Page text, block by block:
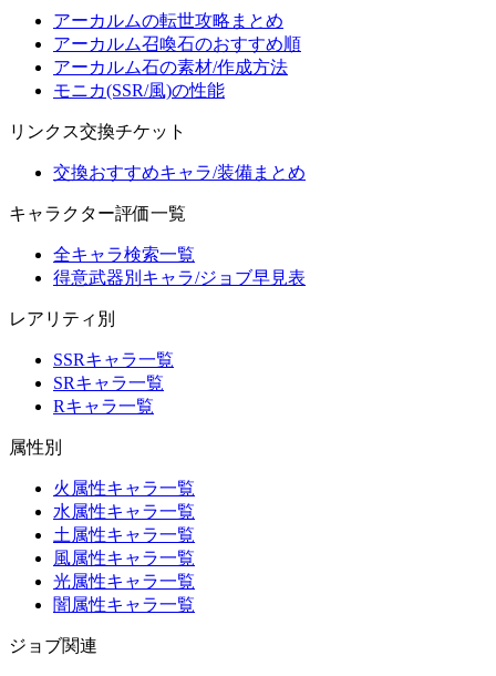
アーカルムの転世攻略まとめ
アーカルム召喚石のおすすめ順
アーカルム石の素材/作成方法
モニカ(SSR/風)の性能
リンクス交換チケット
交換おすすめキャラ/装備まとめ
キャラクター評価一覧
全キャラ検索一覧
得意武器別キャラ/ジョブ早見表
レアリティ別
SSRキャラ一覧
SRキャラ一覧
Rキャラ一覧
属性別
火属性キャラ一覧
水属性キャラ一覧
土属性キャラ一覧
風属性キャラ一覧
光属性キャラ一覧
闇属性キャラ一覧
ジョブ関連